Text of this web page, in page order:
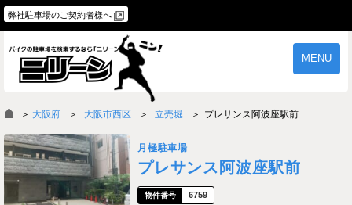
弊社駐車場のご契約者様へ
MENU
物件一覧 ご契約の流れ
よくあるご質問
＞ 大阪府 大阪市西区 立売堀 プレサンス阿波座駅前
月極駐車場
プレサンス阿波座駅前
6759